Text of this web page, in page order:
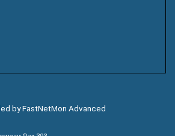
by FastNetMon Advanced